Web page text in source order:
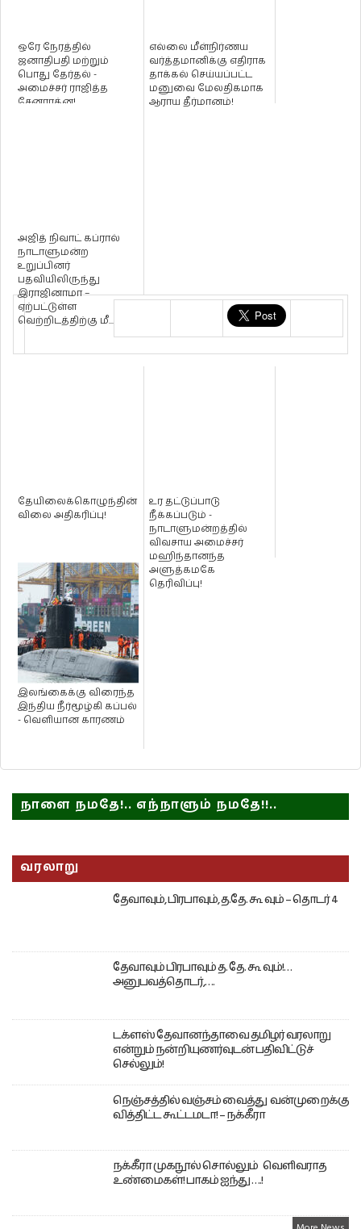
ஒரே நேரத்தில்
ஜனாதிபதி மற்றும்
பொது தேர்தல் -
அமைச்சர் ராஜித்த
சேனாரத்ன!
எல்லை மீள்நிர்ணய
வர்த்தமானிக்கு எதிராக
தாக்கல் செய்யப்பட்ட
மனுவை மேலதிகமாக
ஆராய தீர்மானம்!
அஜித் நிவாட் கப்ரால்
நாடாளுமன்ற
உறுப்பினர்
பதவியிலிருந்து
இராஜினாமா –
ஏற்பட்டுள்ள
வெற்றிடத்திற்கு மீ...
தேயிலைக்கொழுந்தின்
விலை அதிகரிப்பு!
உர தட்டுப்பாடு
நீக்கப்படும் -
நாடாளுமன்றத்தில்
விவசாய அமைச்சர்
மஹிந்தானந்த
அளுத்கமகே
தெரிவிப்பு!
இலங்கைக்கு விரைந்த
இந்திய நீர்மூழ்கி கப்பல்
- வெளியான காரணம்
நாளை நமதே!.. எந்நாளும் நமதே!!..
வரலாறு
தேவாவும், பிரபாவும், த.தே. கூ வும் – தொடர் 4
தேவாவும் பிரபாவும் த. தே. கூ வும்!…
அனுபவத்தொடர்,….
டக்ளஸ் தேவானந்தாவை தமிழர் வரலாறு
என்றும் நன்றியுணர்வுடன் பதிவிட்டுச்
செல்லும்!
நெஞ்சத்தில் வஞ்சம் வைத்து வன்முறைக்கு
வித்திட்ட கூட்டமடா! – நக்கீரா
நக்கீரா முகநூல் சொல்லும் வெளிவராத
உண்மைகள்! பாகம் ஐந்து ….!